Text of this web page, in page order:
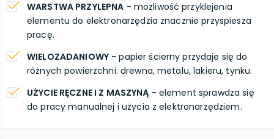
WARSTWA PRZYLEPNA - możliwość przyklejenia
elementu do elektronarzędzia znacznie przyspiesza
pracę.
WIELOZADANIOWY- papier ścierny przydaje się do
różnych powierzchni: drewna, metalu, lakieru, tynku.
UŻYCIE RĘCZNE I Z MASZYNĄ - element sprawdza się
do pracy manualnej i użycia z elektronarzędziem.